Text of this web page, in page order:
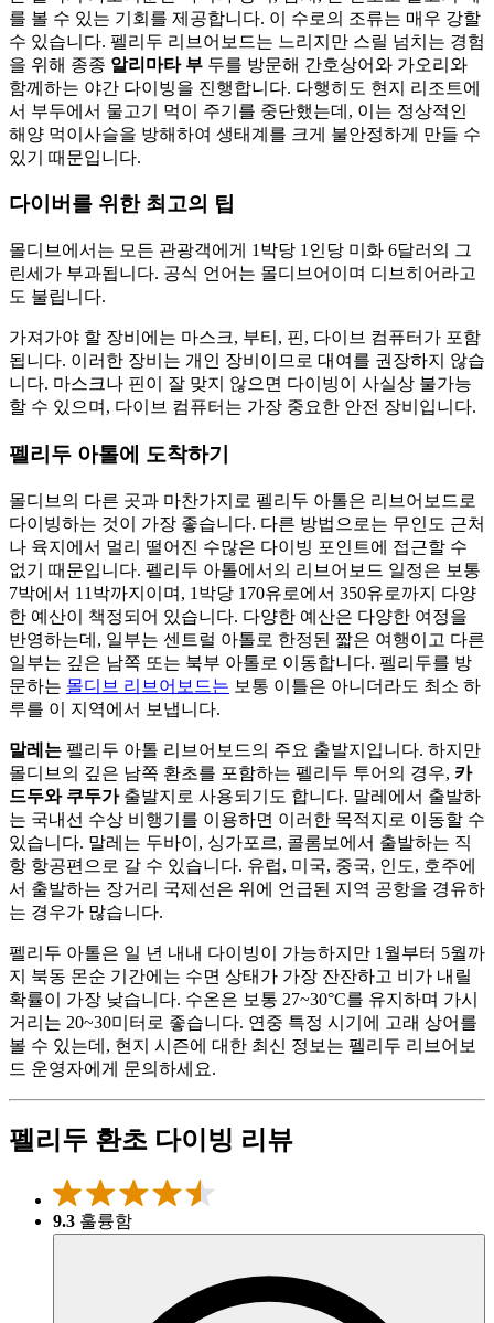
를 볼 수 있는 기회를 제공합니다. 이 수로의 조류는 매우 강할
수 있습니다. 펠리두 리브어보드는 느리지만 스릴 넘치는 경험
을 위해 종종 알리마타 부 두를 방문해 간호상어와 가오리와
함께하는 야간 다이빙을 진행합니다. 다행히도 현지 리조트에
서 부두에서 물고기 먹이 주기를 중단했는데, 이는 정상적인
해양 먹이사슬을 방해하여 생태계를 크게 불안정하게 만들 수
있기 때문입니다.
다이버를 위한 최고의 팁
몰디브에서는 모든 관광객에게 1박당 1인당 미화 6달러의 그
린세가 부과됩니다. 공식 언어는 몰디브어이며 디브히어라고
도 불립니다.
가져가야 할 장비에는 마스크, 부티, 핀, 다이브 컴퓨터가 포함
됩니다. 이러한 장비는 개인 장비이므로 대여를 권장하지 않습
니다. 마스크나 핀이 잘 맞지 않으면 다이빙이 사실상 불가능
할 수 있으며, 다이브 컴퓨터는 가장 중요한 안전 장비입니다.
펠리두 아톨에 도착하기
몰디브의 다른 곳과 마찬가지로 펠리두 아톨은 리브어보드로
다이빙하는 것이 가장 좋습니다. 다른 방법으로는 무인도 근처
나 육지에서 멀리 떨어진 수많은 다이빙 포인트에 접근할 수
없기 때문입니다. 펠리두 아톨에서의 리브어보드 일정은 보통
7박에서 11박까지이며, 1박당 170유로에서 350유로까지 다양
한 예산이 책정되어 있습니다. 다양한 예산은 다양한 여정을
반영하는데, 일부는 센트럴 아톨로 한정된 짧은 여행이고 다른
일부는 깊은 남쪽 또는 북부 아톨로 이동합니다. 펠리두를 방
문하는 몰디브 리브어보드는 보통 이틀은 아니더라도 최소 하
루를 이 지역에서 보냅니다.
말레는 펠리두 아톨 리브어보드의 주요 출발지입니다. 하지만
몰디브의 깊은 남쪽 환초를 포함하는 펠리두 투어의 경우, 카
드두와 쿠두가출발지로 사용되기도 합니다. 말레에서 출발하
는 국내선 수상 비행기를 이용하면 이러한 목적지로 이동할 수
있습니다. 말레는 두바이, 싱가포르, 콜롬보에서 출발하는 직
항 항공편으로 갈 수 있습니다. 유럽, 미국, 중국, 인도, 호주에
서 출발하는 장거리 국제선은 위에 언급된 지역 공항을 경유하
는 경우가 많습니다.
펠리두 아톨은 일 년 내내 다이빙이 가능하지만 1월부터 5월까
지 북동 몬순 기간에는 수면 상태가 가장 잔잔하고 비가 내릴
확률이 가장 낮습니다. 수온은 보통 27~30°C를 유지하며 가시
거리는 20~30미터로 좋습니다. 연중 특정 시기에 고래 상어를
볼 수 있는데, 현지 시즌에 대한 최신 정보는 펠리두 리브어보
드 운영자에게 문의하세요.
펠리두 환초 다이빙 리뷰
9.3 훌륭함